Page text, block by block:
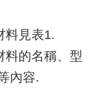
料見表1.
料的名稱、型
內容.